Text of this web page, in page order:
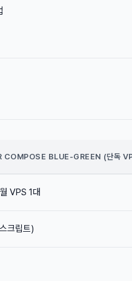
COMPOSE BLUE-GREEN (단독
VPS 1대
크립트)